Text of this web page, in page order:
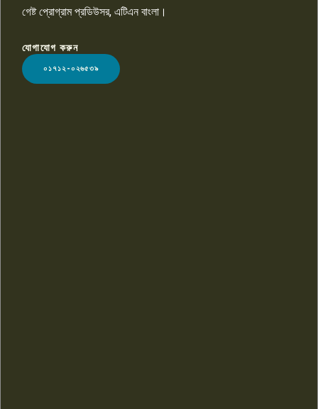
LOGO
গেষ্ট প্রোগ্রাম প্রডিউসর, এটিএন বাংলা।
যোগাযোগ করুন
০১৭১২-০২৬৫৩৯